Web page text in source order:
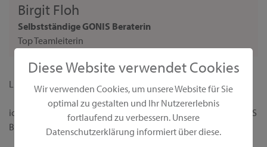
Diese Website verwendet Cookies
Wir verwenden Cookies, um unsere Website für Sie
optimal zu gestalten und Ihr Nutzererlebnis
fortlaufend zu verbessern. Unsere
Datenschutzerklärung informiert über diese.
Birgit Floh
Selbstständige GONIS Beraterin
Top Teamleiterin
Liebe Interessentin,
ich begrüße dich ganz herzlich auf meiner persönlichen GONIS
Beraterseite!